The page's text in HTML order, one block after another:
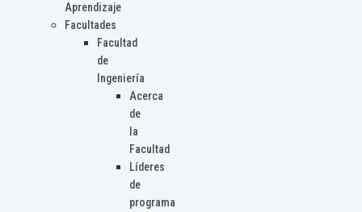
Aprendizaje
Facultades
Facultad
de
Ingeniería
Acerca
de
la
Facultad
Líderes
de
programa